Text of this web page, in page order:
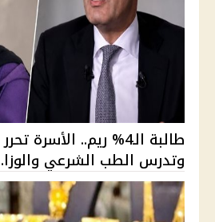
طالبة الـ4% ريم..
وتدرس الطب الشرعي